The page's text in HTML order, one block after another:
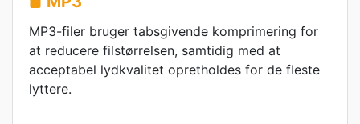
MP3-filer bruger tabsgivende komprimering for
at reducere filstørrelsen, samtidig med at
acceptabel lydkvalitet opretholdes for de fleste
lyttere.